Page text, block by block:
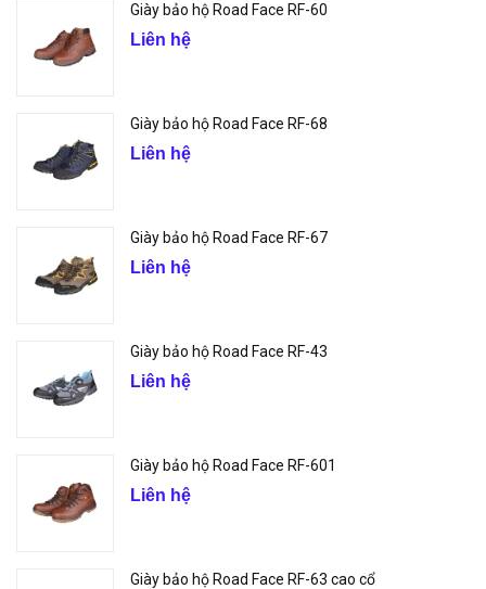
Giày bảo hộ Road Face RF-60
Liên hệ
Giày bảo hộ Road Face RF-68
Liên hệ
Giày bảo hộ Road Face RF-67
Liên hệ
Giày bảo hộ Road Face RF-43
Liên hệ
Giày bảo hộ Road Face RF-601
Liên hệ
Giày bảo hộ Road Face RF-63 cao cổ